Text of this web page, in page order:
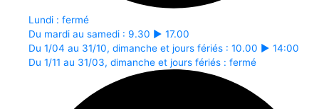
Lundi : fermé
Du mardi au samedi : 9.30 ► 17.00
Du 1/04 au 31/10, dimanche et jours fériés : 10.00 ► 14:00
Du 1/11 au 31/03, dimanche et jours fériés : fermé